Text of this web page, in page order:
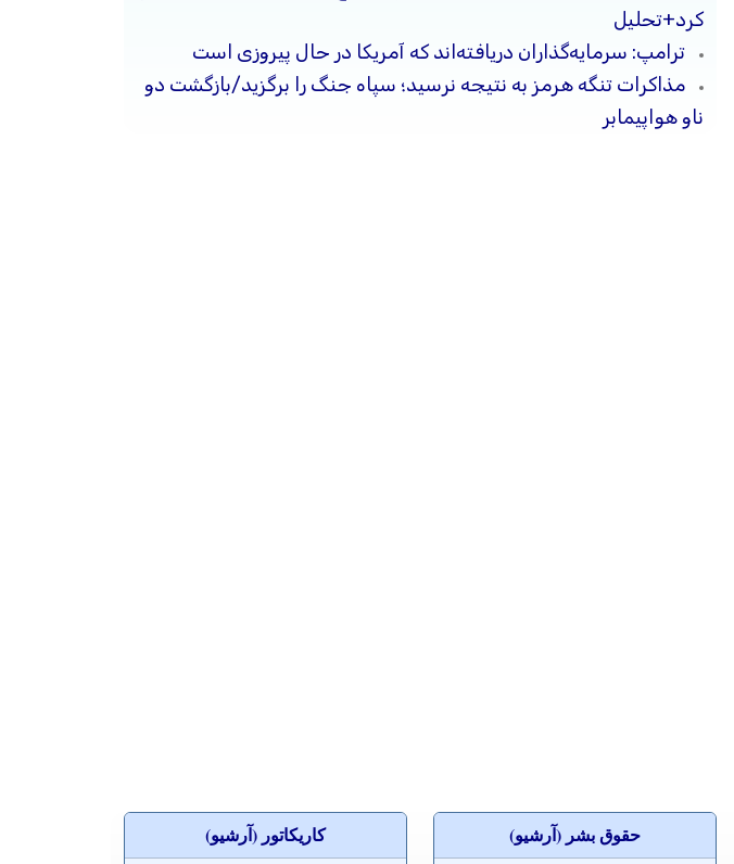
کرد+تحلیل
ترامپ: سرمایه‌گذاران دریافته‌اند که آمریکا در حال پیروزی است
مذاکرات تنگه هرمز به نتیجه نرسید؛ سپاه جنگ را برگزید/بازگشت دو
ناو هواپیمابر
حقوق بشر (آرشيو) کاريکاتور (آرشيو)